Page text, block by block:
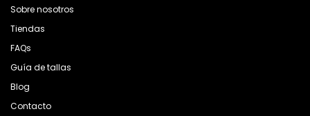
Sobre nosotros
Tiendas
FAQs
Guía de tallas
Blog
Contacto